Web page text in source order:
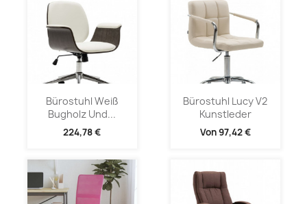
Bürostuhl Weiß
Bugholz Und...
224,78 €
Bürostuhl Lucy V2
Kunstleder
Von97,42 €